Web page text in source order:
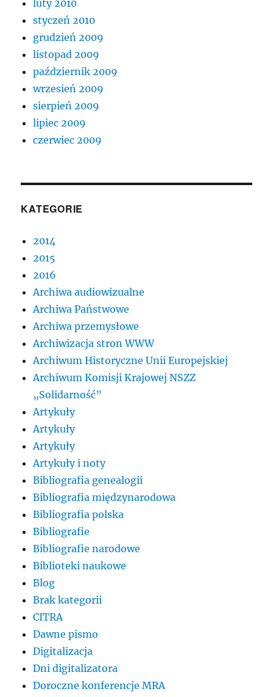
luty 2010
styczeń 2010
grudzień 2009
listopad 2009
październik 2009
wrzesień 2009
sierpień 2009
lipiec 2009
czerwiec 2009
KATEGORIE
2014
2015
2016
Archiwa audiowizualne
Archiwa Państwowe
Archiwa przemysłowe
Archiwizacja stron WWW
Archiwum Historyczne Unii Europejskiej
Archiwum Komisji Krajowej NSZZ
„Solidarność”
Artykuły
Artykuły
Artykuły
Artykuły i noty
Bibliografia genealogii
Bibliografia międzynarodowa
Bibliografia polska
Bibliografie
Bibliografie narodowe
Biblioteki naukowe
Blog
Brak kategorii
CITRA
Dawne pismo
Digitalizacja
Dni digitalizatora
Doroczne konferencje MRA